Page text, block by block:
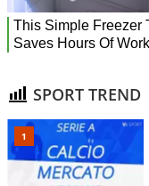
SPORT TREND